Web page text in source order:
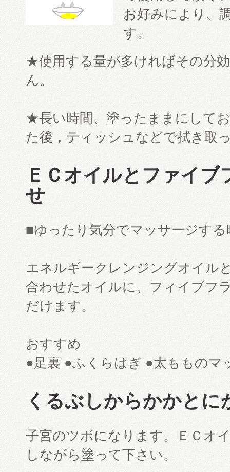
お好みにより、
す。
★使用する量が多ければその分
ん。
★長い時間、塗ったままにして
た後，ティッシュなどで拭き取
ＥＣオイルとファイ
せ
■ゆったり気分でマッサージす
エネルギークレンジングオイル
合わせたオイルに、フィイブフ
だけます。
おすすめ
●足裏 ●ふくらはぎ ●太もものマ
くるぶしからかかとに
子宮のツボになります。ＥＣオ
しながら塗って下さい。